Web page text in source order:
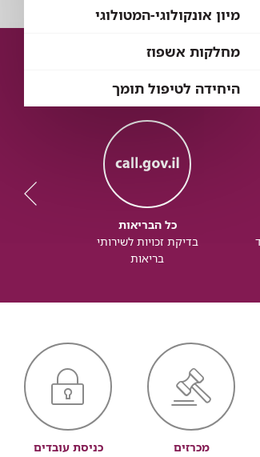
מיון אונקולוגי-המטולוגי
מחלקות אשפוז
היחידה לטיפול תומך
כל הבריאות
בדיקת זכויות לשירותי
בריאות
מכרזים כניסת עובדים